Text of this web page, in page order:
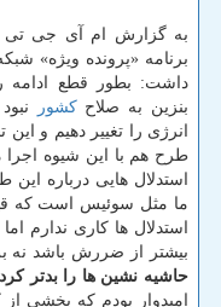
به گزارش ام آی جی تی
داشت: بطور قطع ادامه
بنزین به صلاحكشور
انرژی را تغییر دهیم و این
طرح هم با این شیوه اجرا
استدلال هایی درباره
ما مثل سوئیس است كه
استدلال ها كاری ندارم
بیشتر از ضررش باشد نه
حاشیه نشین ها را بدتر كرد
امیدوار بودم كه بخشی